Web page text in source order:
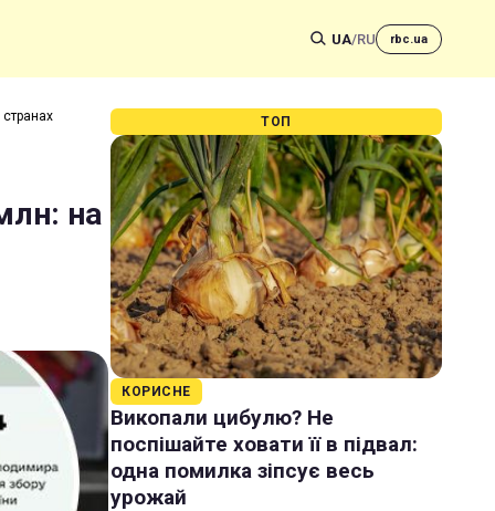
UA/RU rbc.ua
на
ТОП
КОРИСНЕ
Викопали цибулю? Не
поспішайте ховати її в підвал:
одна помилка зіпсує весь
урожай